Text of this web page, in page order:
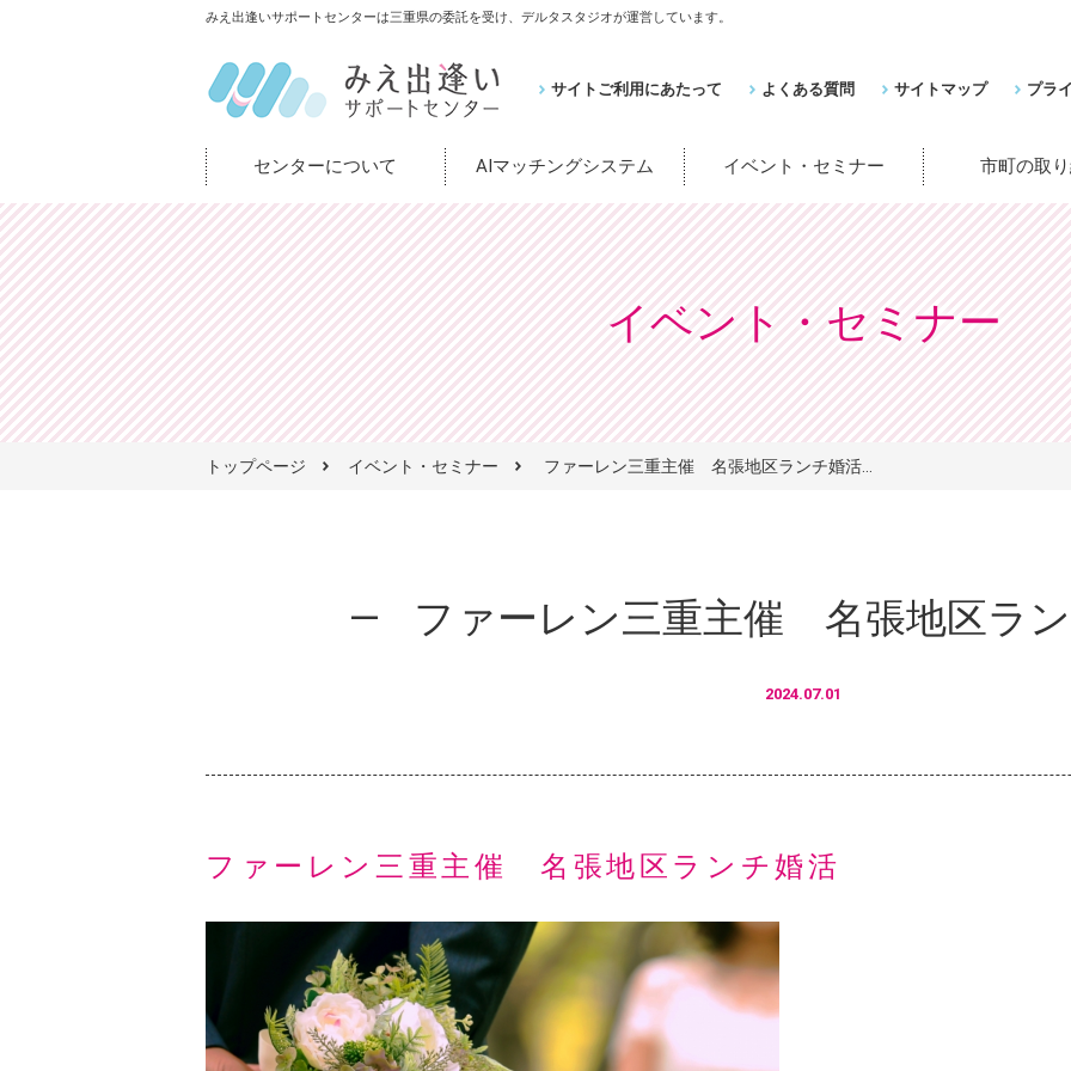
みえ出逢いサポートセンターは三重県の委託を受け、デルタスタジオが運営しています。
サイトご利用にあたって よくある質問 サイトマップ プラ
センターについて AIマッチングシステム イベント・セミナー 市町の取
イベント・セミナー
トップページ イベント・セミナー ファーレン三重主催 名張地区ランチ婚活...
ファーレン三重主催 名張地区ラ
2024.07.01
ファーレン三重主催 名張地区ランチ婚活